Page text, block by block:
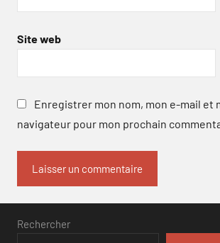
Site web
Enregistrer mon nom, mon e-mail et
navigateur pour mon prochain
Rechercher